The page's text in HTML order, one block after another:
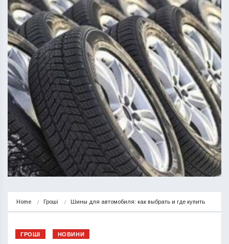
Home Гроші Шины для автомобиля: как выбрать и где купить
ГРОШІ НОВИНИ